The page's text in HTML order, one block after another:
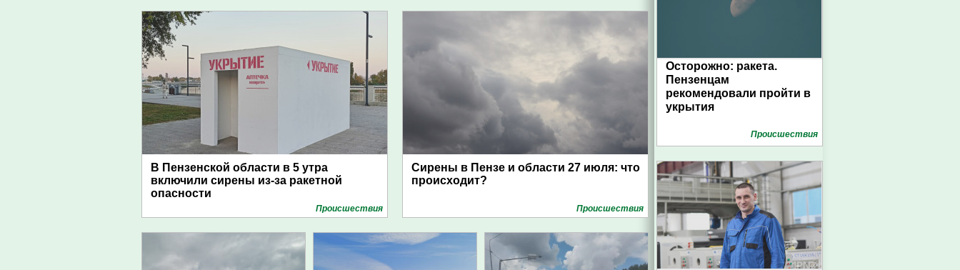
В Пензенской области в 5 утра
включили сирены из-за ракетной
опасности
Проиcшествия
Сирены в Пензе и области 27 июля: что
происходит?
Проиcшествия
Осторожно: ракета.
Пензенцам
рекомендовали пройти в
укрытия
Проиcшествия